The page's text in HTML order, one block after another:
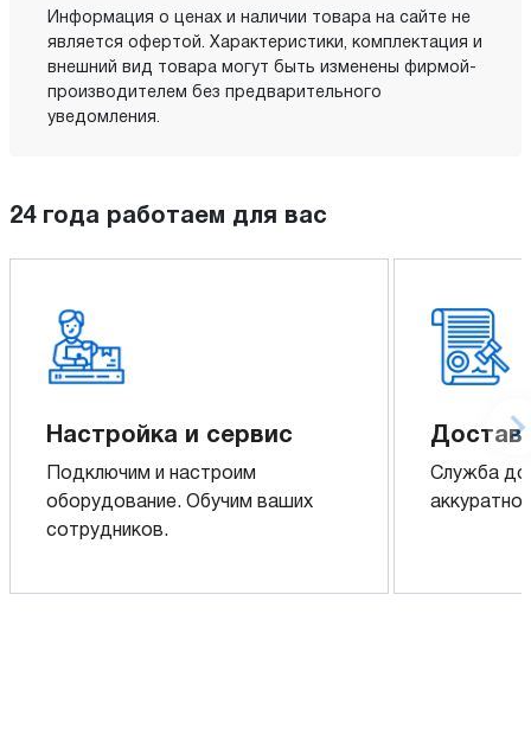
Информация о ценах и наличии товара на сайте не
является офертой. Характеристики, комплектация и
внешний вид товара могут быть изменены фирмой-
производителем без предварительного
уведомления.
24 года работаем для вас
Настройка и сервис
Подключим и настроим
оборудование. Обучим ваших
сотрудников.
Служба
аккуратно